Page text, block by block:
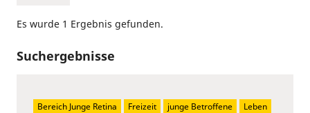
Es wurde 1 Ergebnis gefunden.
Suchergebnisse
Bereich Junge Retina Freizeit junge Betroffene
Leben